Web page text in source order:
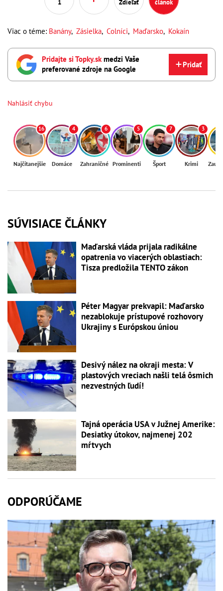
1 Zdieľať článok
Viac o téme: Banány, Zásielka, Colníci, Maďarsko, Kokaín
Pridajte si Topky.skmedzi Vaše
preferované zdroje na Google
Pridať
Nahlásiť chybu
16
Najčítanejšie
4
Domáce
6
Zahraničné
5
Prominenti
7
Šport
3
Krimi
SÚVISIACE ČLÁNKY
Maďarská vláda prijala radikálne
opatrenia vo viacerých oblastiach:
Tisza predložila TENTO zákon
Péter Magyar prekvapil: Maďarsko
nezablokuje prístupové rozhovory
Ukrajiny s Európskou úniou
Desivý nález na okraji mesta: V
plastových vreciach našli telá ôsmich
nezvestných ľudí!
Tajná operácia USA v Južnej Amerike:
Desiatky útokov, najmenej 202
mŕtvych
ODPORÚČAME